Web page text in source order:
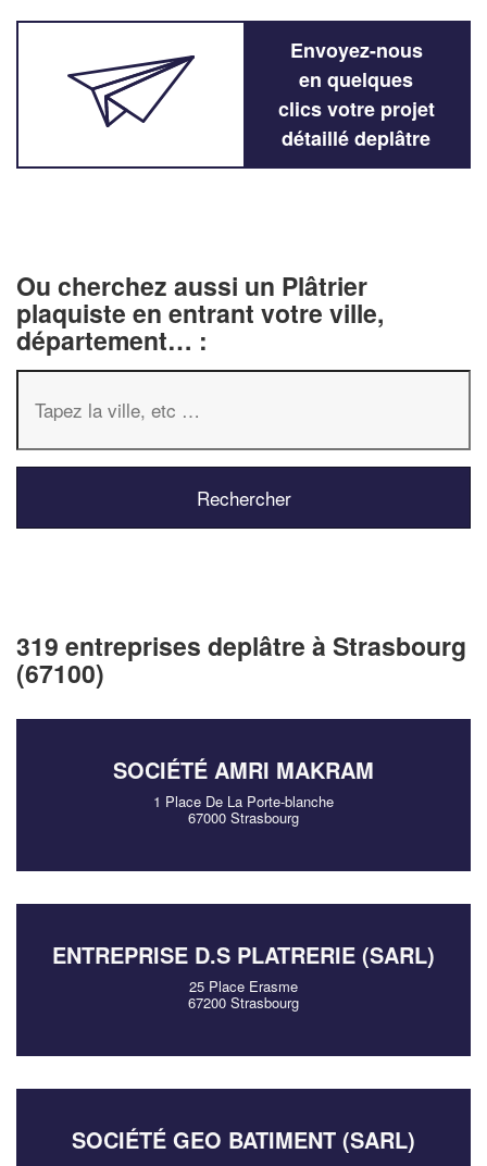
Envoyez-nous
en quelques
clics votre projet
détaillé deplâtre
Ou cherchez aussi un Plâtrier
plaquiste en entrant votre ville,
département… :
319 entreprises deplâtre à Strasbourg
(67100)
SOCIÉTÉ AMRI MAKRAM
1 Place De La Porte-blanche
67000 Strasbourg
ENTREPRISE D.S PLATRERIE (SARL)
25 Place Erasme
67200 Strasbourg
SOCIÉTÉ GEO BATIMENT (SARL)